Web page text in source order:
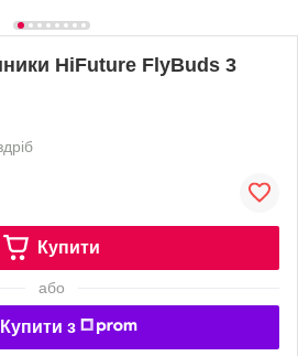
HiFuture FlyBuds 3
Купити
або
Купити з